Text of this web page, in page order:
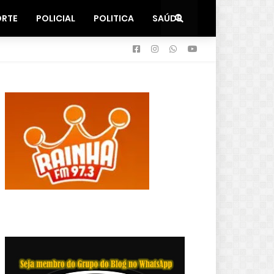
POLICIAL POLITICA SAÚDE